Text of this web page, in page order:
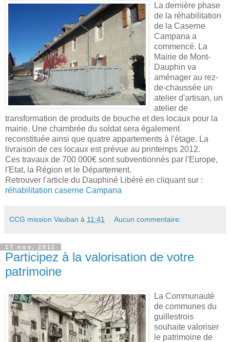
La dernière phase
de la réhabilitation
de la Caserne
Campana a
commencé. La
Mairie de Mont-
Dauphin va
aménager au rez-
de-chaussée un
atelier d'artisan, un
atelier de
transformation de produits de bouche et des locaux pour la
mairie. Une chambrée du soldat sera également
reconstituée ainsi que quatre appartements à l'étage. La
livraison de ces locaux est prévue au printemps 2012.
Ces travaux de 700 000€ sont subventionnés par l'Europe,
l'Etat, la Région et le Département.
Retrouver l'article du Dauphiné Libéré en cliquant sur :
réhabilitation caserne Campana
CCG mission Vauban à 11:41 Aucun commentaire:
17 nov. 2011
Participez à la valorisation de votre
patrimoine
La Communauté
de communes du
guillestrois
souhaite valoriser
le patrimoine de